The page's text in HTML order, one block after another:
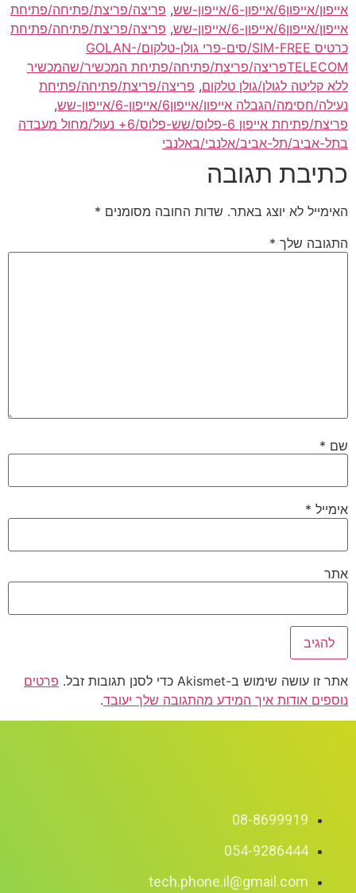
אייפון/אייפון6/אייפון-6/אייפון-שש
, פריצה/פריצת/פתיחה/פתיחת
אייפון/אייפון6/אייפון-6/אייפון-שש
, פריצה/פריצת/פתיחה/פתיחת
כרטיס SIM-FREE/סים-פרי גולן-טלקום/GOLAN-
TELECOMפריצה/פריצת/פתיחה/פתיחת המכשיר/שהמכשיר
ללא קליטה לגולן/גולן טלקום, פריצה/פריצת/פתיחה/פתיחת
נעילה/חסימה/הגבלה אייפון/אייפון6/אייפון-6/אייפון-שש
,
פריצת/פתיחת אייפון 6-פלוס/שש-פלוס/6+ נעול/מחול מעבדה
בתל-אביב/תל-אביב/אלנבי/באלנבי
כתיבת תגובה
האימייל לא יוצג באתר. שדות החובה מסומנים *
התגובה שלך *
שם *
אימייל *
אתר
אתר זו עושה שימוש ב-Akismet כדי לסנן תגובות זבל.
פרטים
נוספים אודות איך המידע מהתגובה שלך יעובד.
08-8699919
054-9286444
tech.phone.il@gmail.com